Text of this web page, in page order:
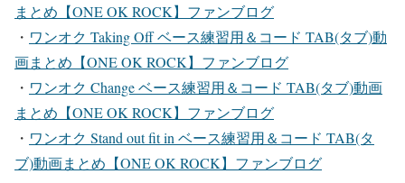
まとめ【ONE OK ROCK】ファンブログ
・ ワンオク Taking Off ベース練習用＆コード TAB(タブ)動
画まとめ【ONE OK ROCK】ファンブログ
・ ワンオク Change ベース練習用＆コード TAB(タブ)動画
まとめ【ONE OK ROCK】ファンブログ
・ ワンオク Stand out fit in ベース練習用＆コード TAB(タ
ブ)動画まとめ【ONE OK ROCK】ファンブログ